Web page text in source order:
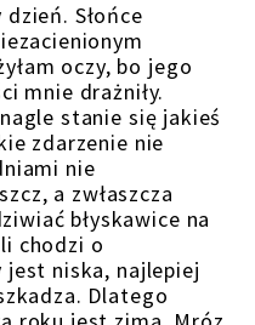
Słońce
oczy, bo jego
mnie drażniły.
stanie się jakieś
zdarzenie nie
nie
a zwłaszcza
błyskawice na
chodzi o
niska, najlepiej
Dlatego